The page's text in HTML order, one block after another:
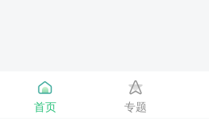
首页 专题